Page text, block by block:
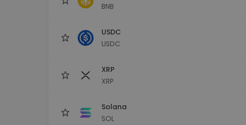
BNB
USDC
USDC
XRP
XRP
Solana
SOL